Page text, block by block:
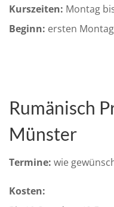
Kurszeiten: Montag
Beginn: ersten
Rumänisch
Münster
Termine: wie
Kosten: